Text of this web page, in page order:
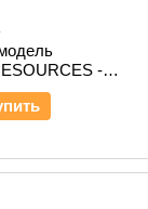
-
ВЕСЫ